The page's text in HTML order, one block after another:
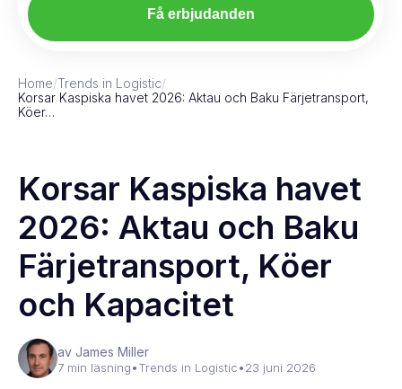
Få erbjudanden
Home/Trends in Logistic/
Korsar Kaspiska havet 2026: Aktau och Baku Färjetransport,
Köer…
Korsar Kaspiska havet
2026: Aktau och Baku
Färjetransport, Köer
och Kapacitet
av James Miller
7 min läsning•Trends in Logistic•23 juni 2026